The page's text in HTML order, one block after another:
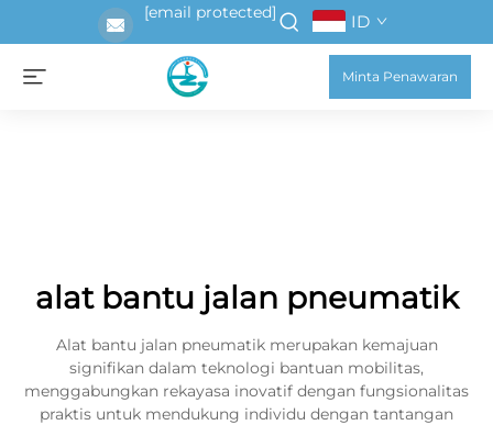
[email protected] ID
Minta Penawaran
alat bantu jalan pneumatik
Alat bantu jalan pneumatik merupakan kemajuan
signifikan dalam teknologi bantuan mobilitas,
menggabungkan rekayasa inovatif dengan fungsionalitas
praktis untuk mendukung individu dengan tantangan